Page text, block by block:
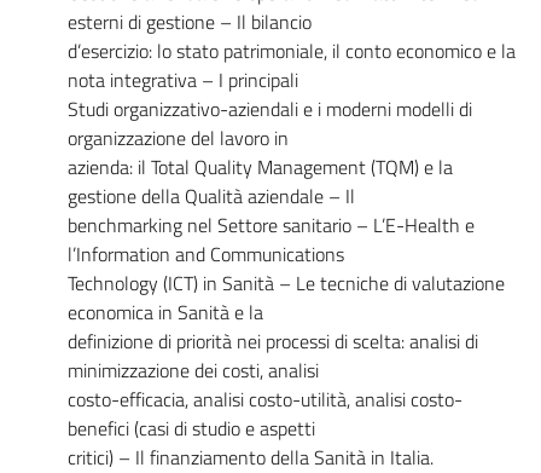
esterni di gestione – Il bilancio
d’esercizio: lo stato patrimoniale, il conto economico e la
nota integrativa – I principali
Studi organizzativo-aziendali e i moderni modelli di
organizzazione del lavoro in
azienda: il Total Quality Management (TQM) e la
gestione della Qualità aziendale – Il
benchmarking nel Settore sanitario – L’E-Health e
l’Information and Communications
Technology (ICT) in Sanità – Le tecniche di valutazione
economica in Sanità e la
definizione di priorità nei processi di scelta: analisi di
minimizzazione dei costi, analisi
costo-efficacia, analisi costo-utilità, analisi costo-
benefici (casi di studio e aspetti
critici) – Il finanziamento della Sanità in Italia.